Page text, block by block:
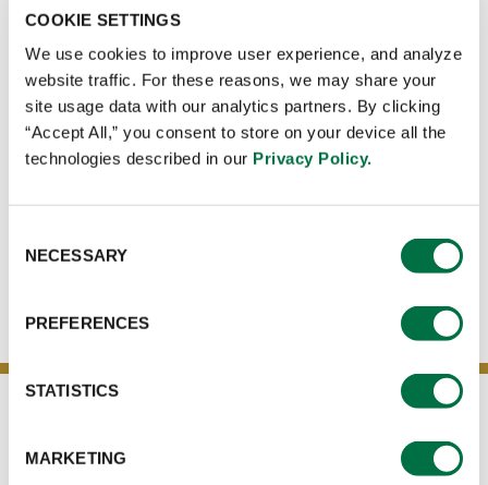
COOKIE SETTINGS
We use cookies to improve user experience, and analyze
website traffic. For these reasons, we may share your
site usage data with our analytics partners. By clicking
“Accept All,” you consent to store on your device all the
technologies described in our Privacy Policy.
Selection
NECESSARY
PREFERENCES
STATISTICS
MARKETING
Conoce a nuestros distribuidores de Centro
Panamá - Costa Rica- Nicaragua
Honduras - EL Salvador - Guatemala - República
Dominicana
DISTRIBUIDORES POR PAÍS
PREMEZCLAS
SÍGUENOS EN NUESTRAS REDES